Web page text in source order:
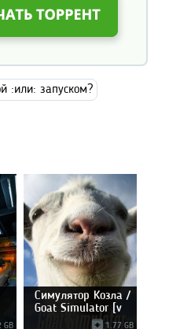
:или: запуском?
GB
Симулятор Козла /
Goat Simulator [v
1.77 GB